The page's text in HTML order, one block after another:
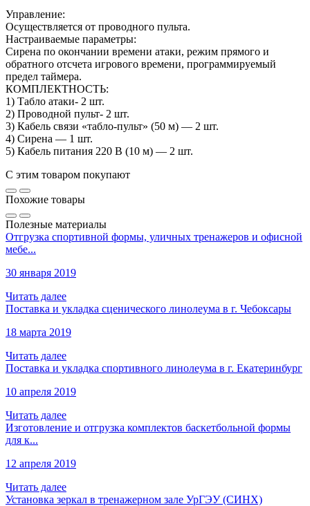
Управление:
Осуществляется от проводного пульта.
Настраиваемые параметры:
Сирена по окончании времени атаки, режим прямого и
обратного отсчета игрового времени, программируемый
предел таймера.
КОМПЛЕКТНОСТЬ:
1) Табло атаки- 2 шт.
2) Проводной пульт- 2 шт.
3) Кабель связи «табло-пульт» (50 м) — 2 шт.
4) Сирена — 1 шт.
5) Кабель питания 220 В (10 м) — 2 шт.
С этим товаром покупают
Похожие товары
Полезные материалы
Отгрузка спортивной формы, уличных тренажеров и офисной
мебе...
30 января 2019
Читать далее
Поставка и укладка сценического линолеума в г. Чебоксары
18 марта 2019
Читать далее
Поставка и укладка спортивного линолеума в г. Екатеринбург
10 апреля 2019
Читать далее
Изготовление и отгрузка комплектов баскетбольной формы
для к...
12 апреля 2019
Читать далее
Установка зеркал в тренажерном зале УрГЭУ (СИНХ)